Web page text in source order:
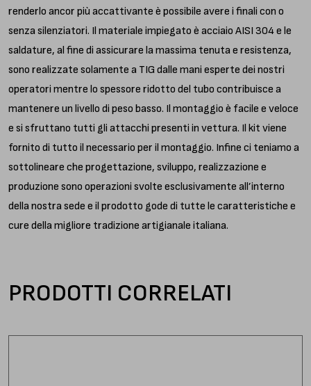
renderlo ancor più accattivante è possibile avere i finali con o
senza silenziatori. Il materiale impiegato è acciaio AISI 304 e le
saldature, al fine di assicurare la massima tenuta e resistenza,
sono realizzate solamente a TIG dalle mani esperte dei nostri
operatori mentre lo spessore ridotto del tubo contribuisce a
mantenere un livello di peso basso. Il montaggio è facile e veloce
e si sfruttano tutti gli attacchi presenti in vettura. Il kit viene
fornito di tutto il necessario per il montaggio. Infine ci teniamo a
sottolineare che progettazione, sviluppo, realizzazione e
produzione sono operazioni svolte esclusivamente all’interno
della nostra sede e il prodotto gode di tutte le caratteristiche e
cure della migliore tradizione artigianale italiana.
PRODOTTI CORRELATI